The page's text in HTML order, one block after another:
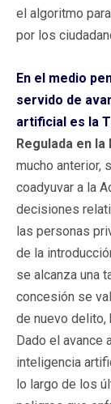
el algoritmo
por los
En el medio
servido de
artificial es la
Regulada en
mucho anterior,
coadyuvar a la
decisiones
las personas
de la
se alcanza una
concesión se
de nuevo delito,
Dado el avance
inteligencia
lo largo de los